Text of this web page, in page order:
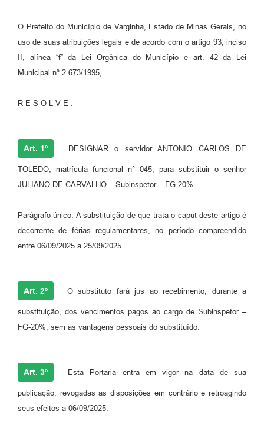
O Prefeito do Município de Varginha, Estado de Minas Gerais, no
uso de suas atribuições legais e de acordo com o artigo 93, inciso
II, alínea “f” da Lei Orgânica do Município e art. 42 da Lei
Municipal nº 2.673/1995,
R E S O L V E :
Art. 1º DESIGNAR o servidor ANTONIO CARLOS DE
TOLEDO, matrícula funcional n° 045, para substituir o senhor
JULIANO DE CARVALHO – Subinspetor – FG-20%.
Parágrafo único. A substituição de que trata o caput deste artigo é
decorrente de férias regulamentares, no período compreendido
entre 06/09/2025 a 25/09/2025.
Art. 2º O substituto fará jus ao recebimento, durante a
substituição, dos vencimentos pagos ao cargo de Subinspetor –
FG-20%, sem as vantagens pessoais do substituído.
Art. 3º Esta Portaria entra em vigor na data de sua
publicação, revogadas as disposições em contrário e retroagindo
seus efeitos a 06/09/2025.